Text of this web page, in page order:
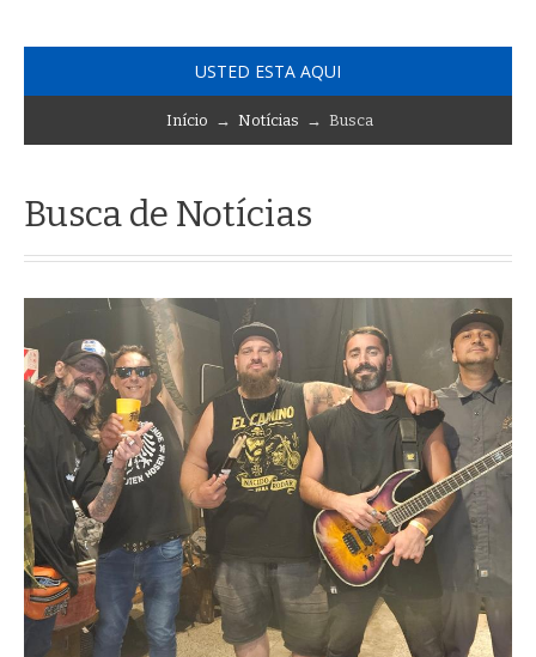
USTED ESTA AQUI
Início → Notícias → Busca
Busca de Notícias